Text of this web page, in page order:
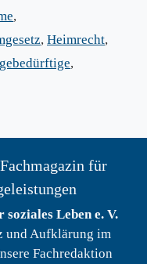
,
, Heimrecht,
,
für
soziales Leben e. V.
und Aufklärung im
Fachredaktion